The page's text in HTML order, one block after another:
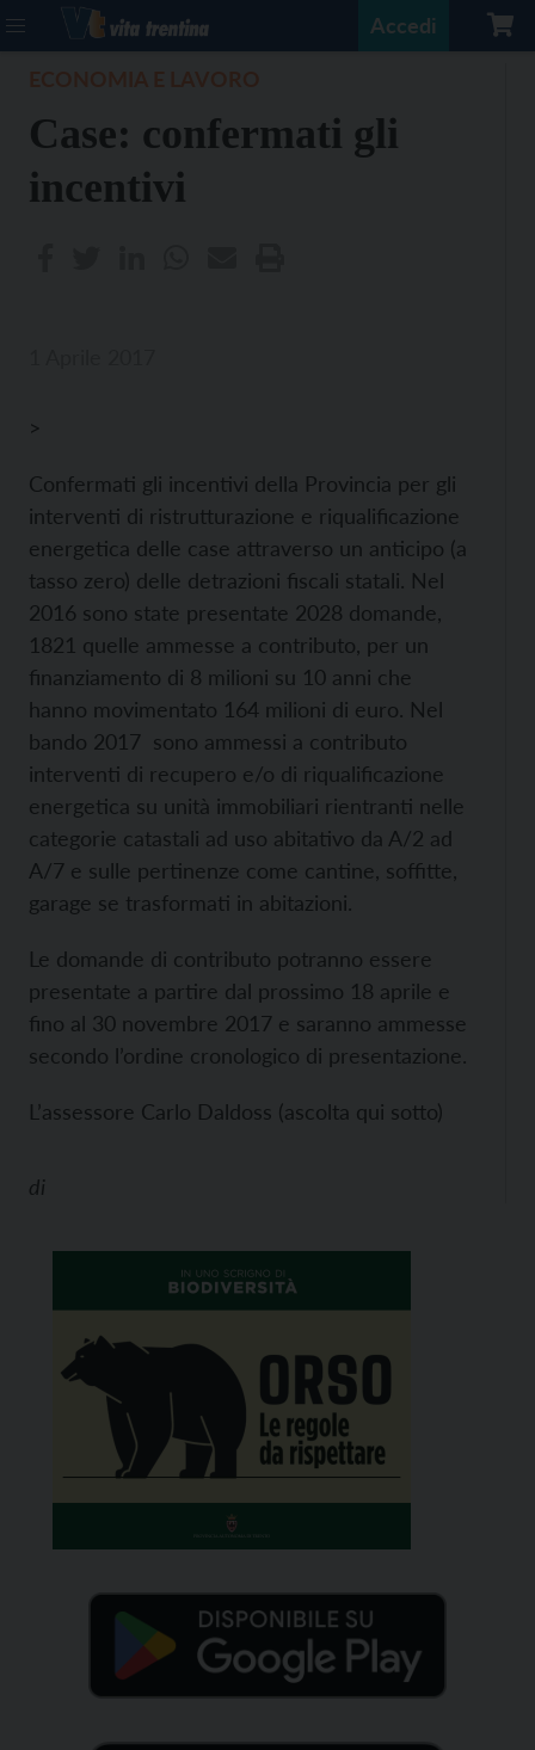
Accedi
Case: confermati gli
incentivi
>
Confermati gli incentivi della Provincia per gli
interventi di ristrutturazione e riqualificazione
energetica delle case attraverso un anticipo (a
tasso zero) delle detrazioni fiscali statali. Nel
2016 sono state presentate 2028 domande,
1821 quelle ammesse a contributo, per un
finanziamento di 8 milioni su 10 anni che
hanno movimentato 164 milioni di euro. Nel
bando 2017 sono ammessi a contributo
interventi di recupero e/o di riqualificazione
energetica su unità immobiliari rientranti nelle
categorie catastali ad uso abitativo da A/2 ad
A/7 e sulle pertinenze come cantine, soffitte,
garage se trasformati in abitazioni.
Le domande di contributo potranno essere
presentate a partire dal prossimo 18 aprile e
fino al 30 novembre 2017 e saranno ammesse
secondo l’ordine cronologico di presentazione.
L’assessore Carlo Daldoss (ascolta qui sotto)
di